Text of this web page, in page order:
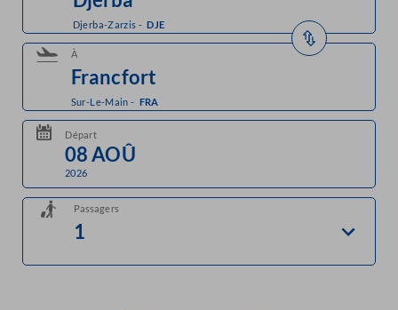
Djerba-Zarzis - DJE
À
Sur-Le-Main - FRA
Départ
2026
Passagers